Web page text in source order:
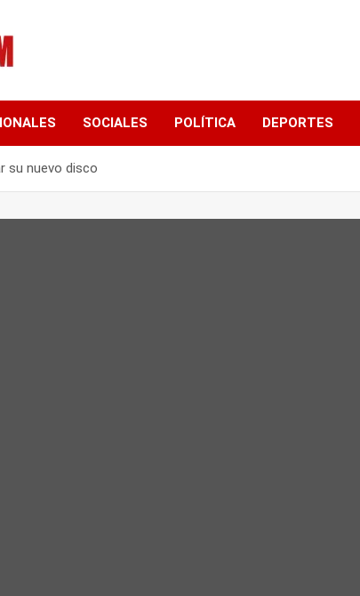
SOCIALES POLÍTICA DEPORTES
su nuevo disco